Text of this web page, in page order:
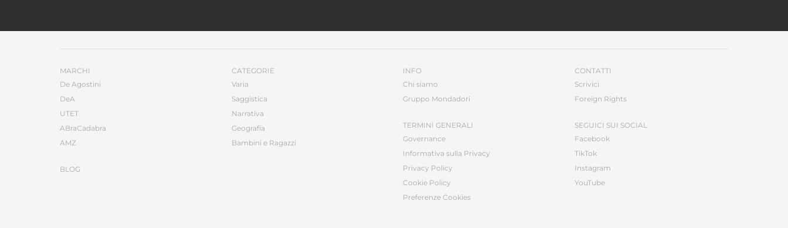
MARCHI
De Agostini
DeA
UTET
ABraCadabra
AMZ
BLOG
CATEGORIE
Varia
Saggistica
Narrativa
Geografia
Bambini e Ragazzi
INFO
Chi siamo
Gruppo Mondadori
TERMINI GENERALI
Governance
Informativa sulla Privacy
Privacy Policy
Cookie Policy
Preferenze Cookies
CONTATTI
Scrivici
Foreign Rights
SEGUICI SUI SOCIAL
Facebook
TikTok
Instagram
YouTube